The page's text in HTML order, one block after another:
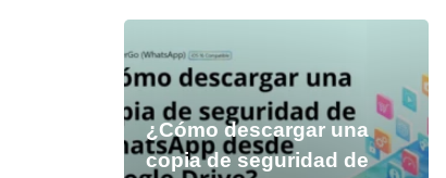
¿Cómo descargar una
copia de seguridad de